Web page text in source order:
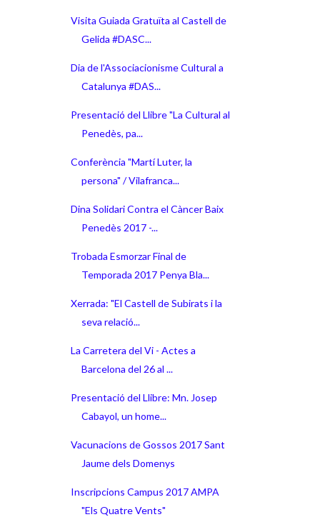
Visita Guiada Gratuïta al Castell de
Gelida #DASC...
Dia de l'Associacionisme Cultural a
Catalunya #DAS...
Presentació del Llibre "La Cultural al
Penedès, pa...
Conferència "Martí Luter, la
persona" / Vilafranca...
Dina Solidari Contra el Càncer Baix
Penedès 2017 -...
Trobada Esmorzar Final de
Temporada 2017 Penya Bla...
Xerrada: "El Castell de Subirats i la
seva relació...
La Carretera del Vi - Actes a
Barcelona del 26 al ...
Presentació del Llibre: Mn. Josep
Cabayol, un home...
Vacunacions de Gossos 2017 Sant
Jaume dels Domenys
Inscripcions Campus 2017 AMPA
"Els Quatre Vents"